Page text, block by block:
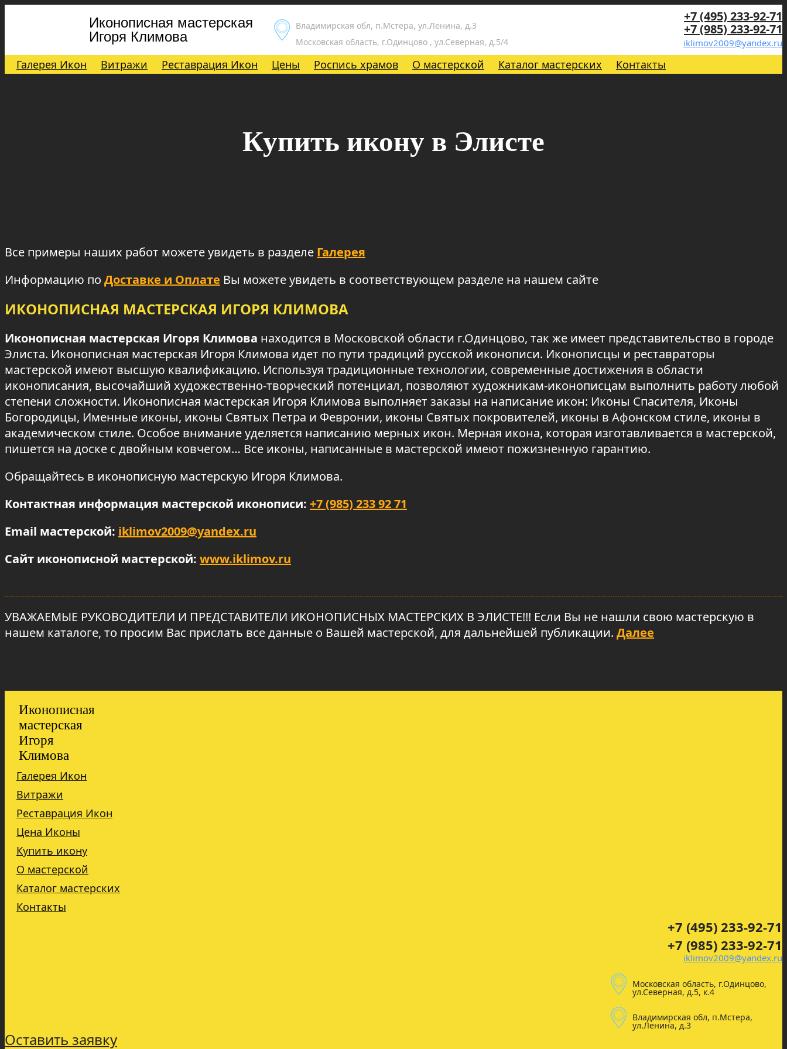
Иконописная мастерская
Игоря Климова
Владимирская обл, п.Мстера, ул.Ленина, д.3
Московская область, г.Одинцово , ул.Северная, д.5/4
+7 (495) 233-92-71
+7 (985) 233-92-71
iklimov2009@yandex.ru
Галерея Икон Витражи Реставрация Икон Цены Роспись храмов О мастерской Каталог мастерских Контакты
Купить икону в Элисте
Все примеры наших работ можете увидеть в разделе Галерея
Информацию по Доставке и Оплате Вы можете увидеть в соответствующем разделе на нашем сайте
ИКОНОПИСНАЯ МАСТЕРСКАЯ ИГОРЯ КЛИМОВА
Иконописная мастерская Игоря Климова находится в Московской области г.Одинцово, так же имеет представительство в городе
Элиста. Иконописная мастерская Игоря Климова идет по пути традиций русской иконописи. Иконописцы и реставраторы
мастерской имеют высшую квалификацию. Используя традиционные технологии, современные достижения в области
иконописания, высочайший художественно-творческий потенциал, позволяют художникам-иконописцам выполнить работу любой
степени сложности. Иконописная мастерская Игоря Климова выполняет заказы на написание икон: Иконы Спасителя, Иконы
Богородицы, Именные иконы, иконы Святых Петра и Февронии, иконы Святых покровителей, иконы в Афонском стиле, иконы в
академическом стиле. Особое внимание уделяется написанию мерных икон. Мерная икона, которая изготавливается в мастерской,
пишется на доске с двойным ковчегом… Все иконы, написанные в мастерской имеют пожизненную гарантию.
Обращайтесь в иконописную мастерскую Игоря Климова.
Контактная информация мастерской иконописи: +7 (985) 233 92 71
Email мастерской: iklimov2009@yandex.ru
Сайт иконописной мастерской: www.iklimov.ru
УВАЖАЕМЫЕ РУКОВОДИТЕЛИ И ПРЕДСТАВИТЕЛИ ИКОНОПИСНЫХ МАСТЕРСКИХ В ЭЛИСТЕ!!! Если Вы не нашли свою мастерскую в
нашем каталоге, то просим Вас прислать все данные о Вашей мастерской, для дальнейшей публикации. Далее
Иконописная
мастерская
Игоря
Климова
Галерея Икон
Витражи
Реставрация Икон
Цена Иконы
Купить икону
О мастерской
Каталог мастерских
Контакты
+7 (495) 233-92-71
+7 (985) 233-92-71
iklimov2009@yandex.ru
Московская область, г.Одинцово,
ул.Северная, д.5, к.4
Владимирская обл, п.Мстера,
ул.Ленина, д.3
Оставить заявку